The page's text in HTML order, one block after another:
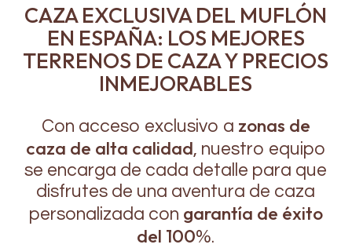
CAZA EXCLUSIVA DEL MUFLÓN
EN ESPAÑA: LOS MEJORES
TERRENOS DE CAZA Y PRECIOS
INMEJORABLES
Con acceso exclusivo a zonas de
caza de alta calidad, nuestro equipo
se encarga de cada detalle para que
disfrutes de una aventura de caza
personalizada con garantía de éxito
del 100%.